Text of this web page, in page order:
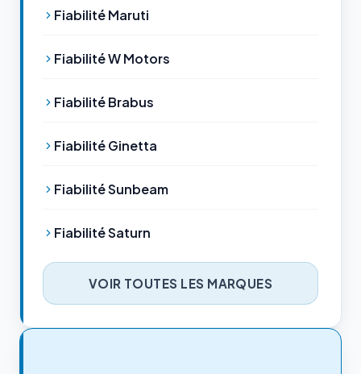
Fiabilité Maruti
Fiabilité W Motors
Fiabilité Brabus
Fiabilité Ginetta
Fiabilité Sunbeam
Fiabilité Saturn
VOIR TOUTES LES MARQUES